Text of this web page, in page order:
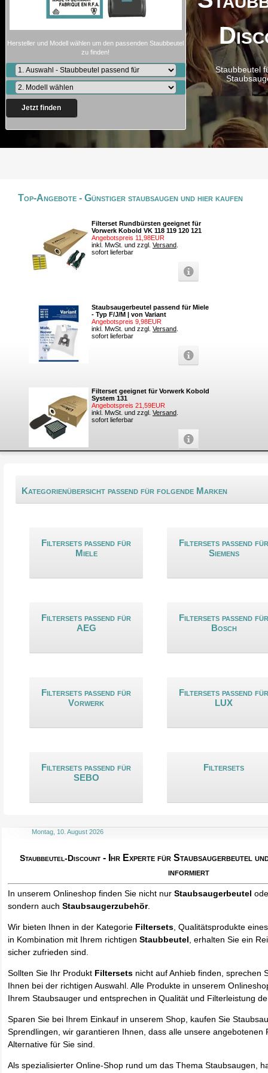
Staubbeutel
Hersteller und Modell wählen um den passenden Staubbeutel
zu finden!
Jetzt finden
Top-Angebote - Günstiger staubsaugen und hier kaufen
Filterset Rundbürsten geeignet für
Vorwerk Kobold VK 118 119 120 121
Angebotspreis 11,98EUR
inkl. MwSt. und zzgl. Versand
sofort lieferbar
Staubsaugerbeutel passend für Miele
- Typ F/J/M | von Variant
Angebotspreis 9,98EUR
inkl. MwSt. und zzgl. Versand
sofort lieferbar
Filterset geeignet für Vorwerk Kobold
System 131
Angebotspreis 21,59EUR
inkl. MwSt. und zzgl. Versand
sofort lieferbar
Kategorienübersicht passend für folgende Marken
Filtersets passend für
Miele
Filtersets passend
Siemens
Filtersets passend für
AEG
Filtersets passend
Bosch
Filtersets passend für
Vorwerk
Filtersets passend
LUX
Filtersets passend für
SEBO
Filtersets
Montag, 10. August 2026
Staubbeutel-Discount - Ihr Experte für Staubsaugerbeutel
informiert
In unserem Onlineshop finden Sie nicht nurStaubsaugerbeutel
sondern auchStaubsaugerzubehör.
Wir bieten Ihnen in der Kategorie Filtersets, Qualitätsprodukte
in Kombination mit Ihrem richtigenStaubbeutel, erhalten Sie ein
sicher zufrieden sind.
Sollten Sie Ihr Produkt Filtersets nicht auf Anhieb finden, sprechen
Ihnen bei der richtigen Auswahl. Alle Produkte in unserem
Ihrem Staubsauger und entsprechen in Qualität und Filterleistung
Sparen Sie bei Ihrem Einkauf in unserem Shop, kaufen Sie
Sprendlingen, wir garantieren Ihnen, dass alle unsere angebotenen
Alternative für Sie sind.
Als spezialisierter Online-Shop rund um das Thema Staubsaugen,